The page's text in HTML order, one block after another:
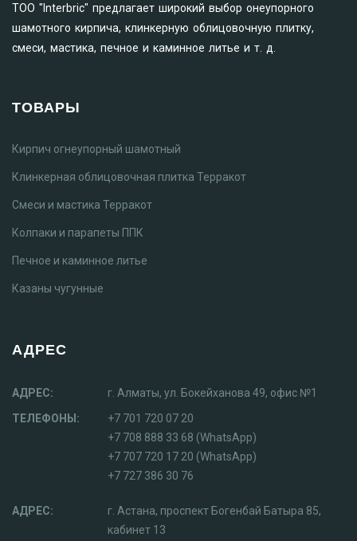
ТОО "Interbric" предлагает широкий выбор онеупорного
шамотного кирпича, клинкерную облицовочную плитку,
смеси, мастика, печное и каминное литье и т. д.
ТОВАРЫ
Кирпич огнеупорный шамотный
Клинкерная облицовочная плитка Терракот
Смеси и мастика Терракот
Колпаки и парапеты ППК
Печное и каминное литье
Казаны чугунные
АДРЕС
АДРЕС:
г. Алматы, ул. Бокейханова 49, офис №1
ТЕЛЕФОНЫ:
+7 701 720 07 20
+7 708 888 33 68 (WhatsApp)
+7 707 720 17 20 (WhatsApp)
+7 727 386 30 76
АДРЕС:
г. Астана, проспект Богенбай Батыра 85,
кабинет 13